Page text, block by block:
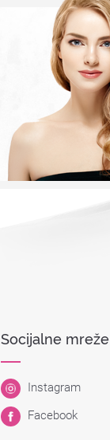
Socijalne mreže
Instagram
Facebook